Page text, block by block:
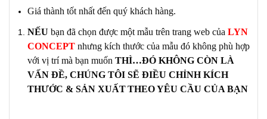
Giá thành tốt nhất đến quý khách hàng.
NẾU bạn đã chọn được một mẫu trên trang web của LYN
CONCEPT nhưng kích thước của mẫu đó không phù hợp
với vị trí mà bạn muốn THÌ…ĐÓ KHÔNG CÒN LÀ
VẤN ĐỀ, CHÚNG TÔI SẼ ĐIỀU CHỈNH KÍCH
THƯỚC & SẢN XUẤTTHEO YÊU CẦU CỦA BẠN